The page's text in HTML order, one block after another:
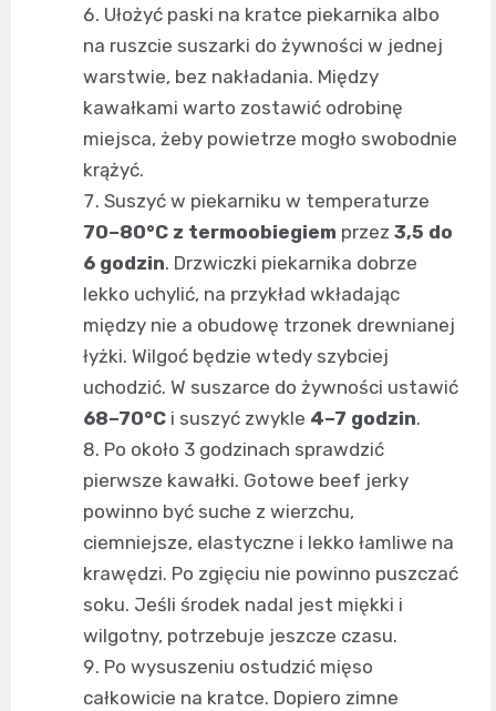
Ułożyć paski na kratce piekarnika albo
na ruszcie suszarki do żywności w jednej
warstwie, bez nakładania. Między
kawałkami warto zostawić odrobinę
miejsca, żeby powietrze mogło swobodnie
krążyć.
Suszyć w piekarniku w temperaturze
70–80°C z termoobiegiem przez 3,5 do
6 godzin. Drzwiczki piekarnika dobrze
lekko uchylić, na przykład wkładając
między nie a obudowę trzonek drewnianej
łyżki. Wilgoć będzie wtedy szybciej
uchodzić. W suszarce do żywności ustawić
68–70°C i suszyć zwykle 4–7 godzin.
Po około 3 godzinach sprawdzić
pierwsze kawałki. Gotowe beef jerky
powinno być suche z wierzchu,
ciemniejsze, elastyczne i lekko łamliwe na
krawędzi. Po zgięciu nie powinno puszczać
soku. Jeśli środek nadal jest miękki i
wilgotny, potrzebuje jeszcze czasu.
Po wysuszeniu ostudzić mięso
całkowicie na kratce. Dopiero zimne